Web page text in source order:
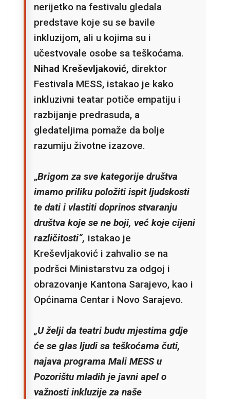
nerijetko na festivalu gledala
predstave koje su se bavile
inkluzijom, ali u kojima su i
učestvovale osobe sa teškoćama.
Nihad Kreševljaković, direktor
Festivala MESS, istakao je kako
inkluzivni teatar potiče empatiju i
razbijanje predrasuda, a
gledateljima pomaže da bolje
razumiju životne izazove.
„Brigom za sve kategorije društva
imamo priliku položiti ispit ljudskosti
te dati i vlastiti doprinos stvaranju
društva koje se ne boji, već koje cijeni
različitosti“, istakao je
Kreševljaković i zahvalio se na
podršci Ministarstvu za odgoj i
obrazovanje Kantona Sarajevo, kao i
Općinama Centar i Novo Sarajevo.
„U želji da teatri budu mjestima gdje
će se glas ljudi sa teškoćama čuti,
najava programa Mali MESS u
Pozorištu mladih je javni apel o
važnosti inkluzije za naše